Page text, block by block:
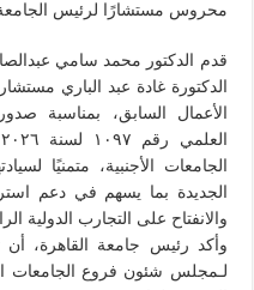
محروس مستشارًا لرئيس الجامعة
قدم الدكتور محمد سامي
الدكتورة غادة عبد الباري
الأعمال السابق، بمناسبة
الجامعات الأجنبية، متمنيًا
الجديدة بما يسهم في دعم
والانفتاح على التجارب الدولية
وأكد رئيس جامعة القاهرة، أن
لـمجلس شئون فروع الجامعات